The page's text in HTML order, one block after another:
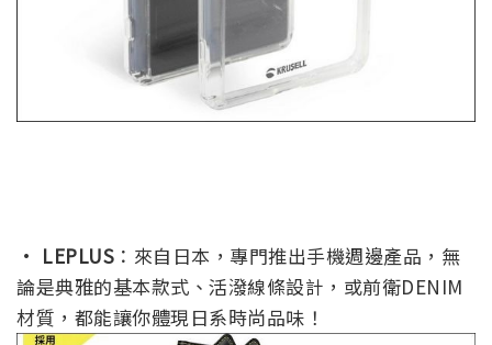
· LEPLUS ：來自日本，專門推出手機週邊產品，無
論是典雅的基本款式、活潑線條設計，或前衛DENIM
材質，都能讓你體現日系時尚品味！